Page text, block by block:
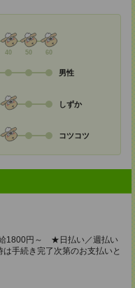
40 50 60
男性
しずか
コツコツ
1800円～ ★日払い／週払い
手続き完了次第のお支払いと